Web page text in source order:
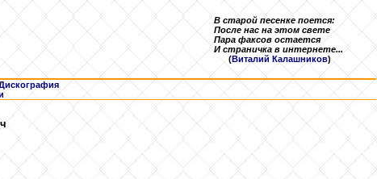
В старой песенке поется:
После нас на этом свете
Пара факсов остается
И страничка в интернете...
(Виталий Калашников)